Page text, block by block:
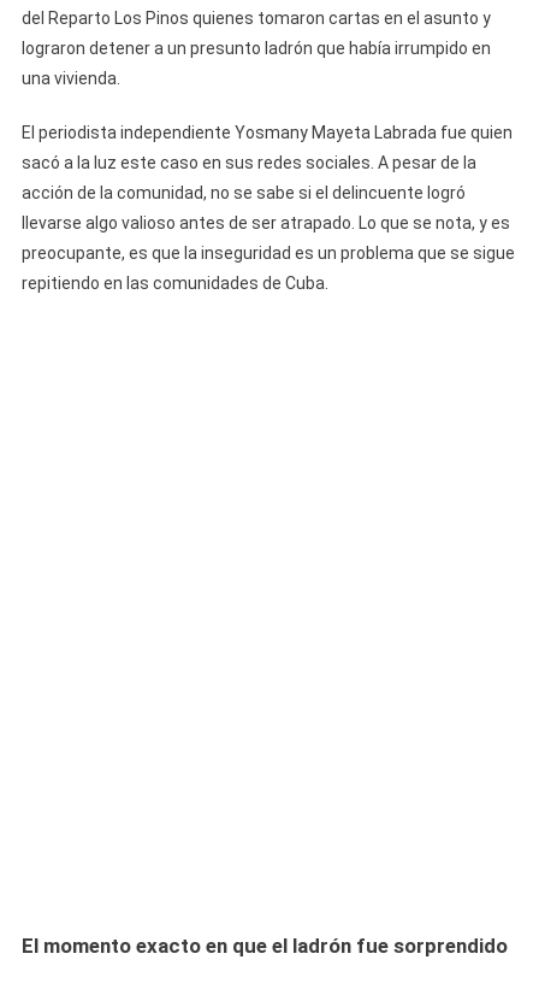
Ladrón
Vivienda
del Reparto Los Pinos quienes tomaron cartas en el asunto y
lograron detener a un presunto ladrón que había irrumpido en
una vivienda.
El periodista independiente Yosmany Mayeta Labrada fue quien
sacó a la luz este caso en sus redes sociales. A pesar de la
acción de la comunidad, no se sabe si el delincuente logró
llevarse algo valioso antes de ser atrapado. Lo que se nota, y es
preocupante, es que la inseguridad es un problema que se sigue
repitiendo en las comunidades de Cuba.
El momento exacto en que el ladrón fue sorprendido